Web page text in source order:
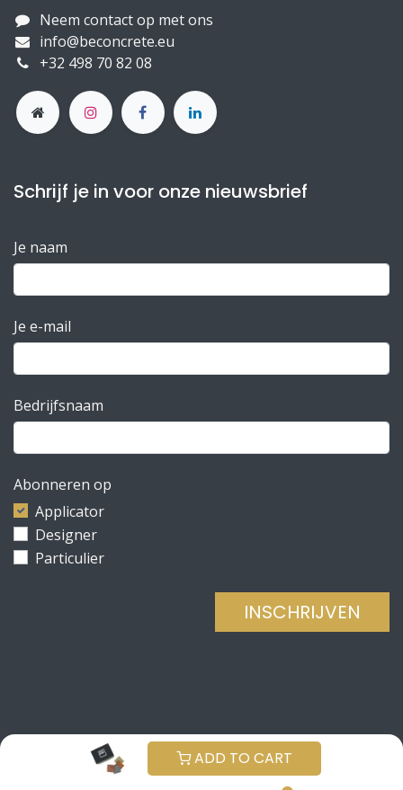
ADD TO CART
Neem contact op met ons
info@beconcrete.eu
+32 498 70 82 08
Schrijf je in voor onze nieuwsbrief
Je naam
Je e-mail
Bedrijfsnaam
Abonneren op
Applicator
Designer
Particulier
INSCHRIJVEN
Copyright © Be Concrete NEDERLANDS (BE)
Aangeboden door - De #1Open source e-